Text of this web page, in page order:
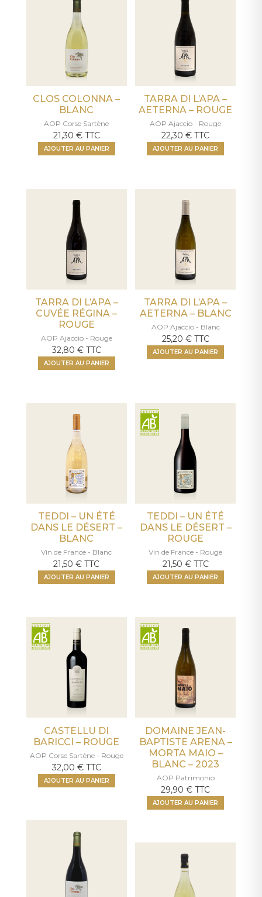
CLOS COLONNA –
BLANC
AOP Corse Sartène
21,30 € TTC
AJOUTER AU PANIER
TARRA DI L’APA –
AETERNA – ROUGE
AOP Ajaccio - Rouge
22,30€ TTC
AJOUTER AU PANIER
TARRA DI L’APA –
CUVÉE RÉGINA –
ROUGE
AOP Ajaccio - Rouge
32,80 € TTC
AJOUTER AU PANIER
TARRA DI L’APA –
AETERNA – BLANC
AOP Ajaccio - Blanc
25,20 € TTC
AJOUTER AU PANIER
TEDDI – UN ÉTÉ
DANS LE DÉSERT –
BLANC
Vin de France - Blanc
21,50€ TTC
AJOUTER AU PANIER
TEDDI – UN ÉTÉ
DANS LE DÉSERT –
ROUGE
Vin de France - Rouge
21,50 € TTC
AJOUTER AU PANIER
CASTELLU DI
BARICCI – ROUGE
AOP Corse Sartène - Rouge
32,00 € TTC
AJOUTER AU PANIER
DOMAINE JEAN-
BAPTISTE ARENA –
MORTA MAIO –
BLANC – 2023
AOP Patrimonio
29,90€ TTC
AJOUTER AU PANIER